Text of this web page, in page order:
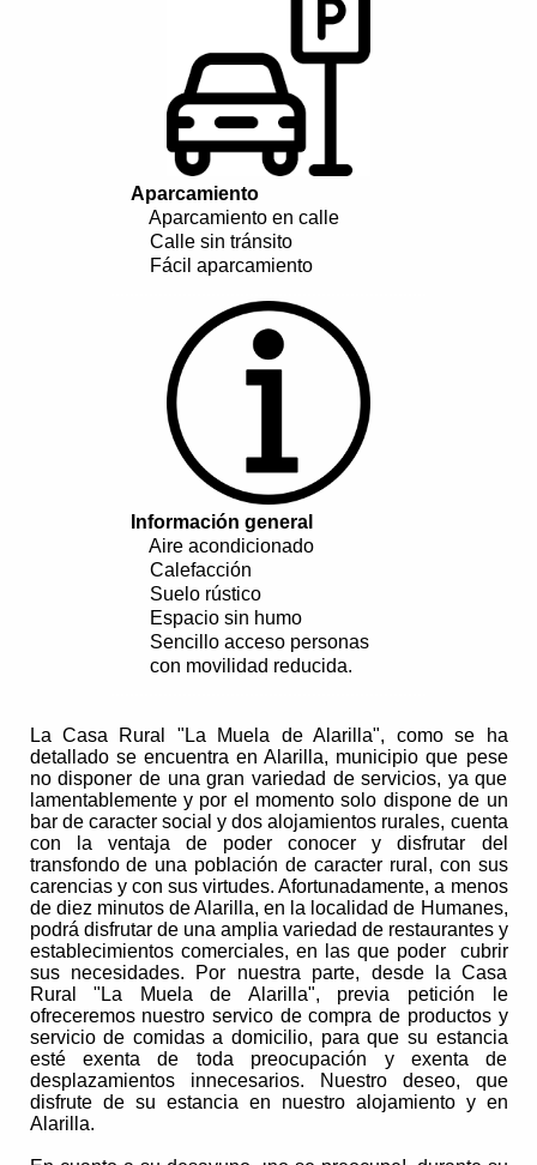
Aparcamiento
Aparcamiento en calle
Calle sin tránsito
Fácil aparcamiento
Información general
Aire acondicionado
Calefacción
Suelo rústico
Espacio sin humo
Sencillo acceso personas
con movilidad reducida.
La Casa Rural "La Muela de Alarilla", como se ha
detallado se encuentra en Alarilla, municipio que pese
no disponer de una gran variedad de servicios, ya que
lamentablemente y por el momento solo dispone de un
bar de caracter social y dos alojamientos rurales, cuenta
con la ventaja de poder conocer y disfrutar del
transfondo de una población de caracter rural, con sus
carencias y con sus virtudes. Afortunadamente, a menos
de diez minutos de Alarilla, en la localidad de Humanes,
podrá disfrutar de una amplia variedad de restaurantes y
establecimientos comerciales, en las que poder cubrir
sus necesidades. Por nuestra parte, desde la Casa
Rural "La Muela de Alarilla", previa petición le
ofreceremos nuestro servico de compra de productos y
servicio de comidas a domicilio, para que su estancia
esté exenta de toda preocupación y exenta de
desplazamientos innecesarios. Nuestro deseo, que
disfrute de su estancia en nuestro alojamiento y en
Alarilla.